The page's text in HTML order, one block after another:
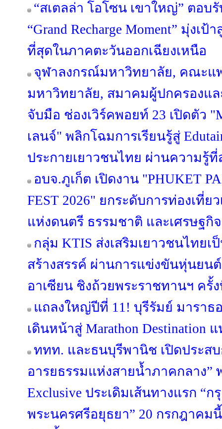
“สเตลล่า โอโซน เขาใหญ่” ตอบ
“Grand Recharge Moment” มุ่งเป้
ที่สุดในภาคตะวันออกเฉียงเหนือ
จุฬาลงกรณ์มหาวิทยาลัย, คณะแ
มหาวิทยาลัย, สมาคมผู้ปกครองแล
จับมือ ช่องเวิร์คพอยท์ 23 เปิดตัว
เลนจ์" พลิกโฉมการเรียนรู้สู่
ประกายเยาวชนไทย ผ่านความรู้ที่
อบจ.ภูเก็ต เปิดงาน "PHUKET
FEST 2026" ยกระดับการท่องเที่ย
แห่งดนตรี ธรรมชาติ และเศรษฐกิ
กลุ่ม KTIS ส่งเสริมเยาวชนไทย
สร้างสรรค์ ผ่านการแข่งขันหุ่นยน
อาเซียน ชิงถ้วยพระราชทานฯ ครั้
แถลงใหญ่ปีที่ 11! บุรีรัมย์ มาราธ
เดินหน้าสู่ Marathon Destination แ
ททท. และธนบุรีพานิช เปิดประสบ
อารยธรรมแห่งสายน้ำภาคกลาง”
Exclusive ประเดิมเส้นทางแรก “ก
พระนครศรีอยุธยา” 20 กรกฎาคม